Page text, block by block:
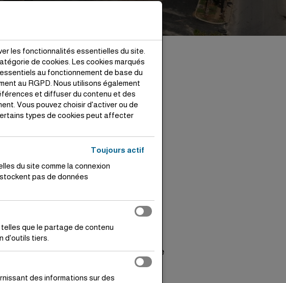
:
Archives
Octobre 2025
Juillet 2025
Juillet 2019
Actualités
Revue De Presse
les fonctionnalités essentielles du site.
de cookies. Les cookies marqués
au fonctionnement de base du
au RGPD. Nous utilisons également
et diffuser du contenu et des
Vous pouvez choisir d'activer ou de
types de cookies peut affecter
Toujours actif
du site comme la connexion
pas de données
que le partage de contenu
d'outils tiers.
des informations sur des